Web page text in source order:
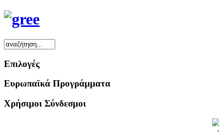
Επιλογές
Ευρωπαϊκά Προγράμματα
Χρήσιμοι Σύνδεσμοι